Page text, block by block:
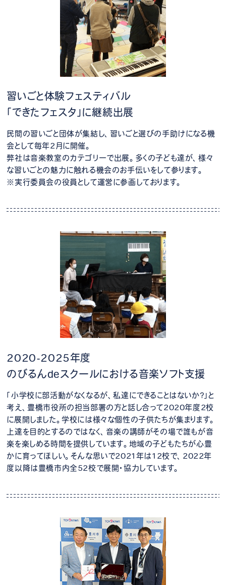
習いごと体験フェスティバル
「できたフェスタ」に継続出展
民間の習いごと団体が集結し、習いごと選びの手助けになる機
会として毎年2月に開催。
弊社は音楽教室のカテゴリーで出展。多くの子ども達が、様々
な習いごとの魅力に触れる機会のお手伝いをして参ります。
※実行委員会の役員として運営に参画しております。
2020-2025年度
のびるんdeスクールにおける音楽ソフト支援
「小学校に部活動がなくなるが、私達にできることはないか？」と
考え、豊橋市役所の担当部署の方と話し合って2020年度2校
に展開しました。学校には様々な個性の子供たちが集まります。
上達を目的とするのではなく、音楽の講師がその場で誰もが音
楽を楽しめる時間を提供しています。地域の子どもたちが心豊
かに育ってほしい。そんな思いで2021年は12校で、2022年
度以降は豊橋市内全52校で展開・協力しています。